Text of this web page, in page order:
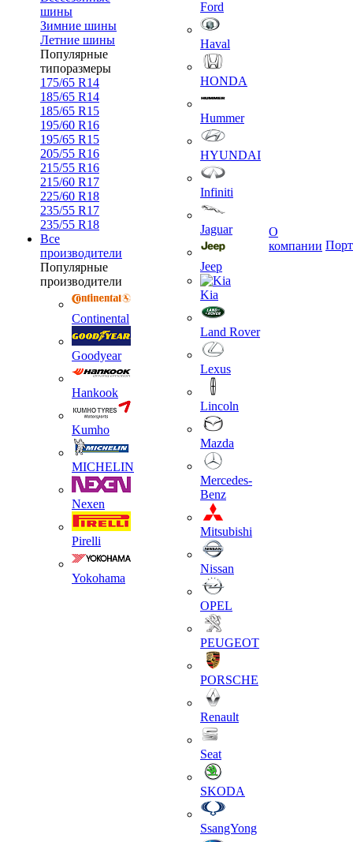
шины
Зимние шины
Летние шины
Популярные
типоразмеры
175/65 R14
185/65 R14
185/65 R15
195/60 R16
195/65 R15
205/55 R16
215/55 R16
215/60 R17
225/60 R18
235/55 R17
235/55 R18
Все
производители
Популярные
производители
Continental
Goodyear
Hankook
Kumho
MICHELIN
Nexen
Pirelli
Yokohama
Ford
Haval
HONDA
Hummer
HYUNDAI
Infiniti
Jaguar
Jeep
Kia
Land Rover
Lexus
Lincoln
Mazda
Mercedes-
Benz
Mitsubishi
Nissan
OPEL
PEUGEOT
PORSCHE
Renault
Seat
SKODA
SsangYong
О
компании